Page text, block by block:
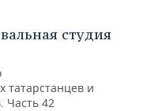
студия
татарстанцев и
Часть 42